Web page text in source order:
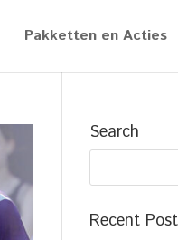
Pakketten en Acties
Search
Recent